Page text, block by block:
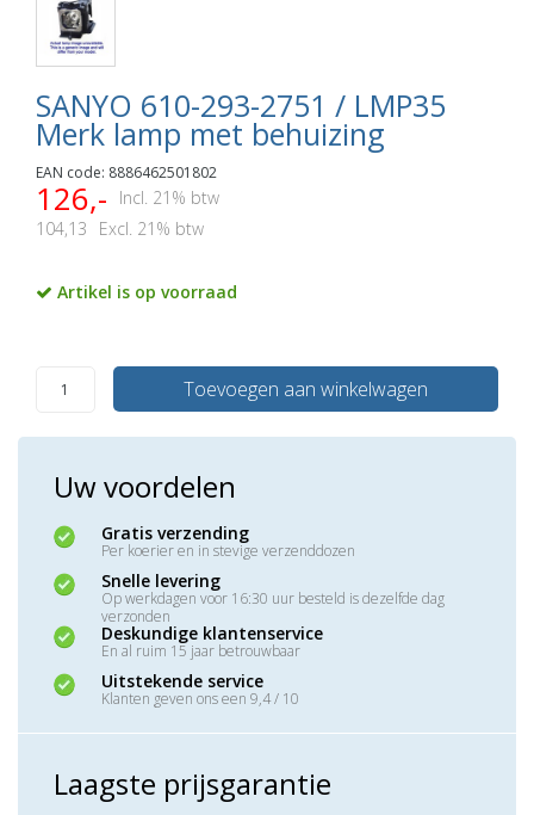
SANYO 610-293-2751 / LMP35
Merk lamp met behuizing
EAN code: 8886462501802
126,-
Incl. 21% btw
104,13
Excl. 21% btw
Artikel is op voorraad
Toevoegen aan winkelwagen
Uw voordelen
Gratis verzending
Per koerier en in stevige verzenddozen
Snelle levering
Op werkdagen voor 16:30 uur besteld is dezelfde dag
verzonden
Deskundige klantenservice
En al ruim 15 jaar betrouwbaar
Uitstekende service
Klanten geven ons een 9,4 / 10
Laagste prijsgarantie